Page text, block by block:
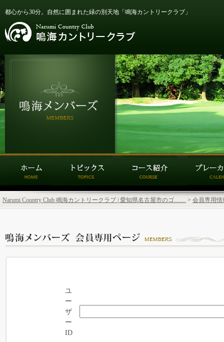
都心から30分。自然に囲まれた緑の別天地「鳴海カントリークラブ」
Narumi Country Club 鳴海カントリークラブ | 愛知県名古屋市のゴ…… > 会員専用情
ユ
ー
ザ
ー
ID